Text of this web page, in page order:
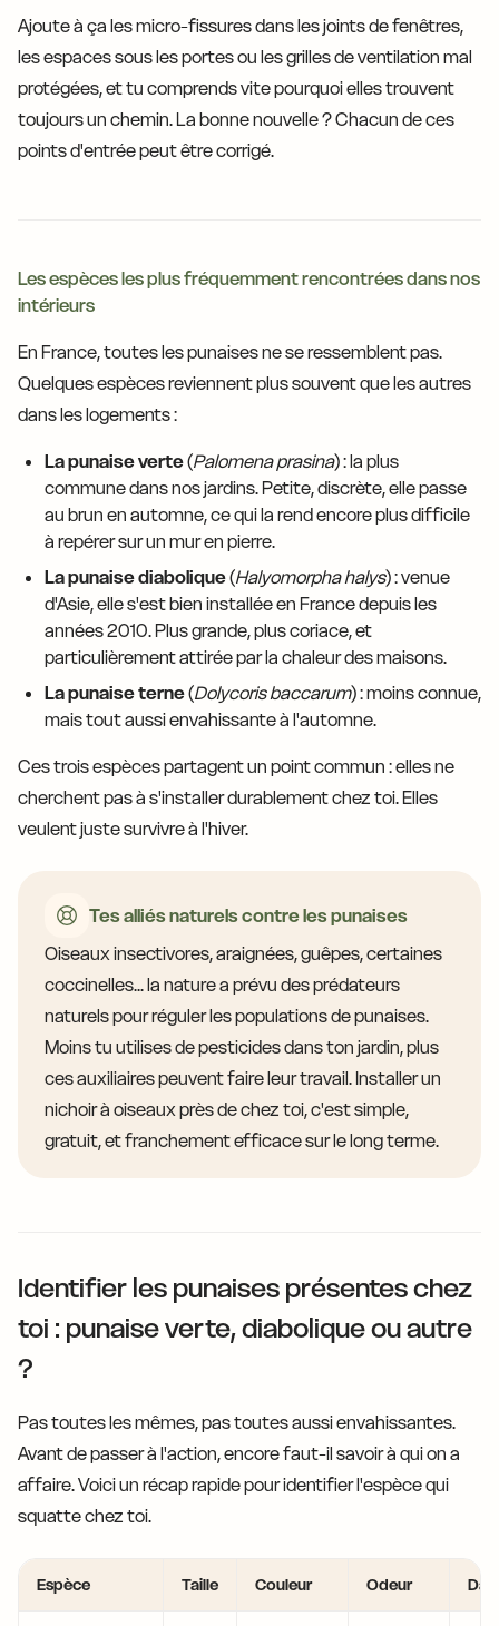
Ajoute à ça les micro-fissures dans les joints de fenêtres,
les espaces sous les portes ou les grilles de ventilation mal
protégées, et tu comprends vite pourquoi elles trouvent
toujours un chemin. La bonne nouvelle ? Chacun de ces
points d'entrée peut être corrigé.
Les espèces les plus fréquemment rencontrées dans nos
intérieurs
En France, toutes les punaises ne se ressemblent pas.
Quelques espèces reviennent plus souvent que les autres
dans les logements :
La punaise verte(Palomena prasina) : la plus
commune dans nos jardins. Petite, discrète, elle passe
au brun en automne, ce qui la rend encore plus difficile
à repérer sur un mur en pierre.
La punaise diabolique(Halyomorpha halys) : venue
d'Asie, elle s'est bien installée en France depuis les
années 2010. Plus grande, plus coriace, et
particulièrement attirée par la chaleur des maisons.
La punaise terne(Dolycoris baccarum) : moins connue,
mais tout aussi envahissante à l'automne.
Ces trois espèces partagent un point commun : elles ne
cherchent pas à s'installer durablement chez toi. Elles
veulent juste survivre à l'hiver.
Tes alliés naturels contre les punaises
Oiseaux insectivores, araignées, guêpes, certaines
coccinelles... la nature a prévu des prédateurs
naturels pour réguler les populations de punaises.
Moins tu utilises de pesticides dans ton jardin, plus
ces auxiliaires peuvent faire leur travail. Installer un
nichoir à oiseaux près de chez toi, c'est simple,
gratuit, et franchement efficace sur le long terme.
Identifier les punaises présentes chez
toi : punaise verte, diabolique ou autre
?
Pas toutes les mêmes, pas toutes aussi envahissantes.
Avant de passer à l'action, encore faut-il savoir à qui on a
affaire. Voici un récap rapide pour identifier l'espèce qui
squatte chez toi.
Espèce Taille Couleur Odeur